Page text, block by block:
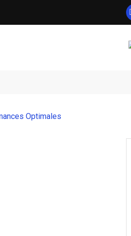
Optimales